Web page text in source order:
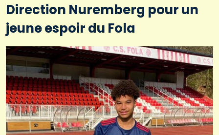
Direction Nuremberg pour un
jeune espoir du Fola